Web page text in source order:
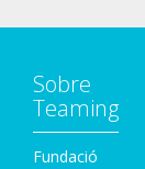
Sobre
Teaming
Fundació